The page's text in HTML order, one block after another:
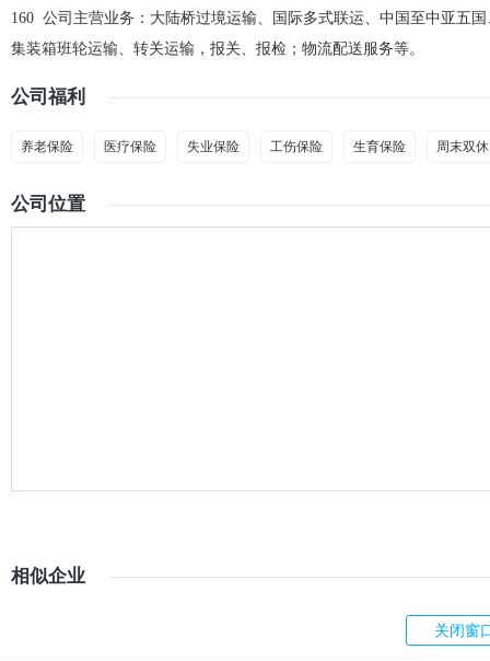
160 公司主营业务：大陆桥过境运输、国际多式联运、中国至中亚五
集装箱班轮运输、转关运输，报关、报检；物流配送服务等。
公司福利
养老保险 医疗保险 失业保险 工伤保险 生育保险 周末双休
公司位置
相似企业